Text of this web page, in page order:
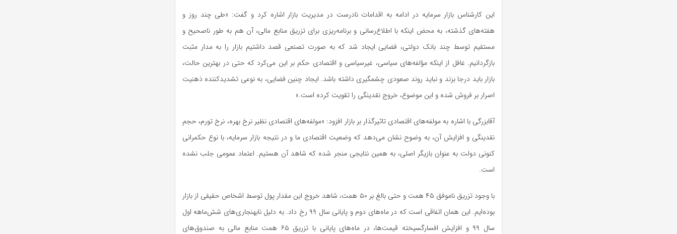
این کارشناس بازار سرمایه در ادامه به اقدامات نادرست در مدیریت بازار اشاره کرد و گفت: «طی چند روز و
هفته‌های گذشته، به محض اینکه با اطلاع‌رسانی و برنامه‌ریزی برای تزریق منابع مالی، آن هم به طور ناصحیح و
مستقیم توسط چند بانک دولتی، فضایی ایجاد شد که به صورت تصنعی قصد داشتیم بازار را به مدار مثبت
بازگردانیم. غافل از اینکه مؤلفه‌های سیاسی، غیرسیاسی و اقتصادی حکم بر این می‌کرد که حتی در بهترین حالت،
بازار باید درجا بزند و نباید روند صعودی چشمگیری داشته باشد. ایجاد چنین فضایی، به نوعی تشدیدکننده ذهنیت
اصرار بر فروش شده و این موضوع، خروج نقدینگی را تقویت کرده است.
»
آقابزرگی با اشاره به مولفه‌های اقتصادی تاثیرگذار بر بازار افزود: «مولفه‌های اقتصادی نظیر نرخ بهره، نرخ تورم، حجم
نقدینگی و افزایش آن، به وضوح نشان می‌دهد که وضعیت اقتصادی ما و در نتیجه بازار سرمایه، با نوع حکمرانی
کنونی دولت به عنوان بازیگر اصلی، به همین نتایجی منجر شده که شاهد آن هستیم. اعتماد عمومی جلب نشده
است.
با وجود تزریق ناموفق ۴۵ همت و حتی بالغ بر ۵۰ همت، شاهد خروج این مقدار پول توسط اشخاص حقیقی از بازار
بوده‌ایم. این همان اتفاقی است که در ماه‌های دوم و پایانی سال ۹۹ رخ داد. به دلیل نابهنجاری‌های شش‌ماهه اول
سال ۹۹ و افزایش افسارگسیخته قیمت‌ها، در ماه‌های پایانی با تزریق ۶۵ همت منابع مالی به صندوق‌های